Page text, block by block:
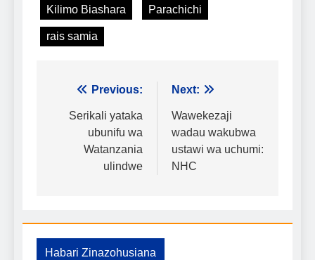
Kilimo Biashara Parachichi
rais samia
Urambazaji
wa
chapisho
Previous:
Serikali yataka
ubunifu wa
Watanzania
ulindwe
Next:
Wawekezaji
wadau wakubwa
ustawi wa uchumi:
NHC
Habari Zinazohusiana